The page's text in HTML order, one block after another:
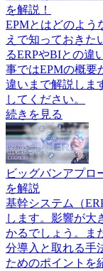
を解説！
EPMとはどのよう
えで知っておきた
るERPやBIとの違
事ではEPMの概要
違いまで解説しま
してください。
続きを見る
ビッグバンアプロ
を解説
基幹システム（
します。影響が大
かるでしょう。ま
分導入と取れる手
ためのポイントを